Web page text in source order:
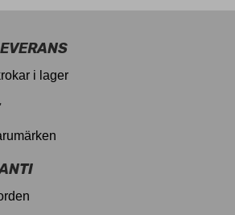
i lager